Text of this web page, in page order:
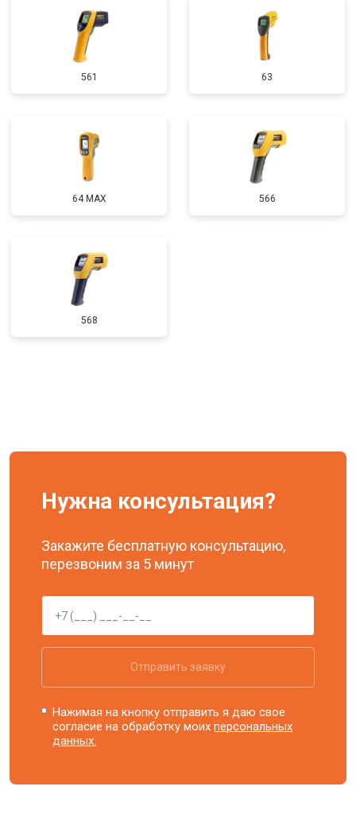
561 63
64 MAX 566
568
Нужна консультация?
Закажите бесплатную консультацию,
перезвоним за 5 минут
Отправить заявку
Нажимая на кнопку отправить я даю свое
согласие на обработку моихперсональных
данных.